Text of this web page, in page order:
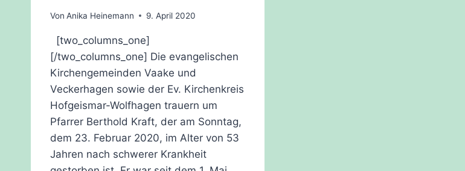
Von Anika Heinemann 9. April 2020
[two_columns_one]
[/two_columns_one] Die evangelischen
Kirchengemeinden Vaake und
Veckerhagen sowie der Ev. Kirchenkreis
Hofgeismar-Wolfhagen trauern um
Pfarrer Berthold Kraft, der am Sonntag,
dem 23. Februar 2020, im Alter von 53
Jahren nach schwerer Krankheit